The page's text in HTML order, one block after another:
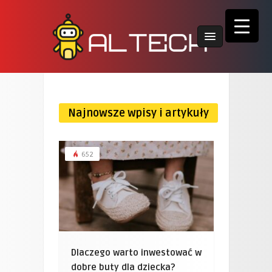
Najnowsze wpisy i artykuły
652
Dlaczego warto inwestować w
dobre buty dla dziecka?